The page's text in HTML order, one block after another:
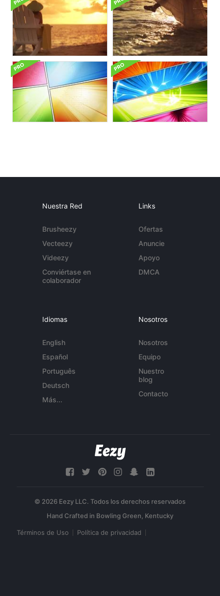
Nuestra Red
Brusheezy
Vecteezy
Videezy
Conviértase en
colaborador
Links
Ofertas
Anuncie
Apoyo
DMCA
Idiomas
English
Español
Português
Deutsch
Más...
Nosotros
Nosotros
Equipo
Nuestro
blog
Contacto
© 2026 Eezy LLC. Todos los derechos reservados
Términos de Uso Política de privacidad